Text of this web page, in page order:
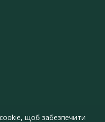
щоб забезпечити